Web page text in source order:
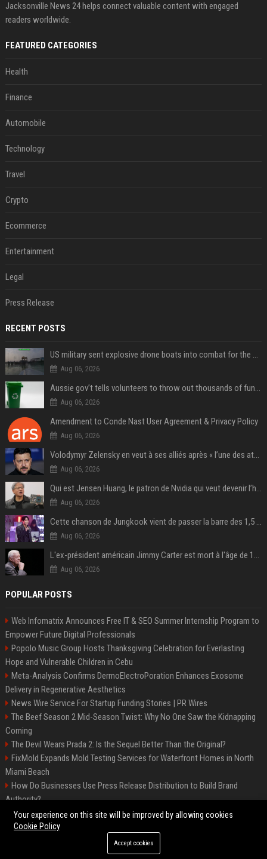
Jacksonville News 24 helps connect valuable content with engaged
readers worldwide.
FEATURED CATEGORIES
Health
Finance
Automobile
Technology
Travel
Crypto
Ecommerce
Entertainment
Legal
Press Release
RECENT POSTS
US military sent explosive drone boats into combat for the first time
Aug 06, 2026
Aussie gov’t tells volunteers to throw out thousands of functioning test routers
Aug 06, 2026
Amendment to Conde Nast User Agreement & Privacy Policy
Aug 06, 2026
Volodymyr Zelensky en veut à ses alliés après « l’une des attaques les plus tragiques » de la Russie à Kiev
Aug 06, 2026
Qui est Jensen Huang, le patron de Nvidia qui veut devenir l’homme fort de l’intelligence artificielle ?
Aug 06, 2026
Cette chanson de Jungkook vient de passer la barre des 1,5 milliard de streams... Et vous la connaissez sans le savoir !
Aug 06, 2026
L'ex-président américain Jimmy Carter est mort à l'âge de 100 ans
Aug 06, 2026
POPULAR POSTS
Web Infomatrix Announces Free IT & SEO Summer Internship Program to
Empower Future Digital Professionals
Popolo Music Group Hosts Thanksgiving Celebration for Everlasting
Hope and Vulnerable Children in Cebu
Meta-Analysis Confirms DermoElectroPoration Enhances Exosome
Delivery in Regenerative Aesthetics
News Wire Service For Startup Funding Stories | PR Wires
The Beef Season 2 Mid-Season Twist: Why No One Saw the Kidnapping
Coming
The Devil Wears Prada 2: Is the Sequel Better Than the Original?
FixMold Expands Mold Testing Services for Waterfront Homes in North
Miami Beach
How Do Businesses Use Press Release Distribution to Build Brand
Authority?
Top Press Release Company for Powerful Brand Visibility
©2026 Jacksonville News 24. All right reserved.
Your experience on this site will be improved by allowing cookies
Cookie Policy
Accept cookies